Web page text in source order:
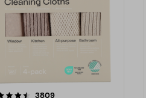
3809recensioner
4.0av 5 stjärnor